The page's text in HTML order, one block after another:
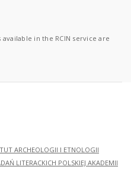
in the RCIN service are
ARCHEOLOGII I ETNOLOGII
LITERACKICH POLSKIEJ AKADEMII